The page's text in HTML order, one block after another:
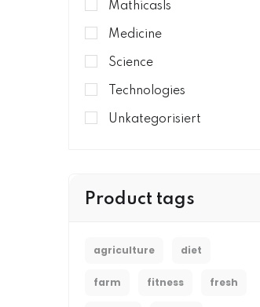
Mathicasls
Medicine
Science
Technologies
Unkategorisiert
Product tags
agriculture diet
farm fitness fresh